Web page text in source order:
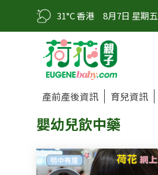
31°C 香港 8月7日 星期五
產前產後資訊 育兒資訊
嬰幼兒飲中藥